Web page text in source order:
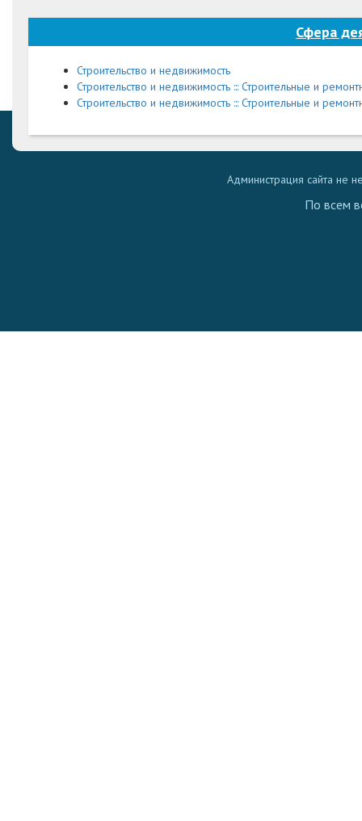
Сфера
Строительство и недвижимость
Строительство и недвижимость ::: Строительные и
Строительство и недвижимость ::: Строительные и
Администрация сайта не
По всем